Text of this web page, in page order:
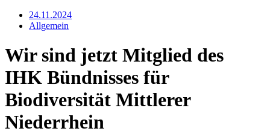
24.11.2024
Allgemein
Wir sind jetzt Mitglied des
IHK Bündnisses für
Biodiversität Mittlerer
Niederrhein